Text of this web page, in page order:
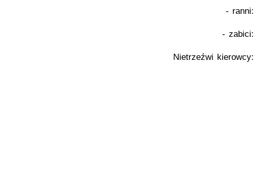
- ranni:
- zabici:
Nietrzeźwi kierowcy: